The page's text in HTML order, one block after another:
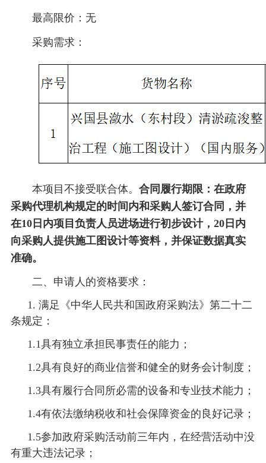
最高限价：无
采购需求：
本项目不接受联合体。 合同履行期限： 在政府
采购代理机构规定的时间内和采购人签订合同，并
在10日内项目负责人员进场进行初步设计， 20日内
向采购人提供施工图设计等资料，并保证数据真实
准确。
二、 申请人的资格要求：
1. 满足《中华人民共和国政府采购法》第二十二
条规定：
1.1具有独立承担民事责任的能力；
1.2具有良好的商业信誉和健全的财务会计制度；
1.3具有履行合同所必需的设备和专业技术能力；
1.4有依法缴纳税收和社会保障资金的良好记录；
1.5参加政府采购活动前三年内，在经营活动中没
有重大违法记录；